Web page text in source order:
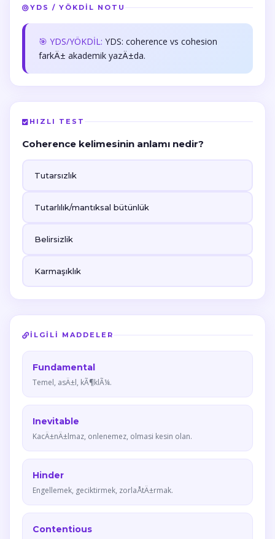
YDS / YÖKDİL NOTU
🎯 YDS/YÖKDİL: YDS: coherence vs cohesion
farkÄ± akademik yazÄ±da.
HIZLI TEST
Coherence kelimesinin anlamı nedir?
Tutarsızlık
Tutarlılık/mantıksal bütünlük
Belirsizlik
Karmaşıklık
İLGILI MADDELER
Fundamental
Temel, asÄ±l, kÃ¶klÃ¼.
Inevitable
KacÄ±nÄ±lmaz, onlenemez, olmasi kesin olan.
Hinder
Engellemek, geciktirmek, zorlaÅtÄ±rmak.
Contentious